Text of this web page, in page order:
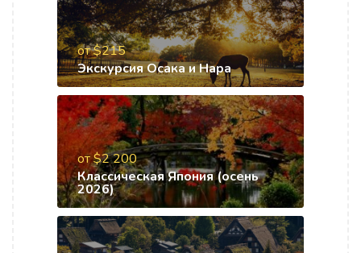
от $215
Экскурсия Осака и Нара
от $2 200
Классическая Япония (осень
2026)